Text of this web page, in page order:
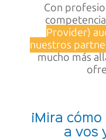
Con
competencia
Provider)
nuestros
mucho más
¡Mira
a vos